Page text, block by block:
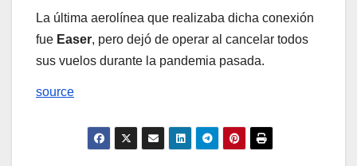
La última aerolínea que realizaba dicha conexión
fue Easer, pero dejó de operar al cancelar todos
sus vuelos durante la pandemia pasada.
source